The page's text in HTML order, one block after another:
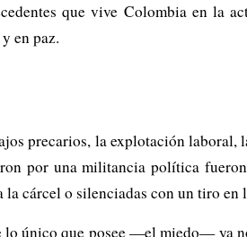
que vive Colombia en la
en paz.
precarios, la explotación laboral,
por una militancia política
cárcel o silenciadas con un tiro en
único que posee —el miedo— ya